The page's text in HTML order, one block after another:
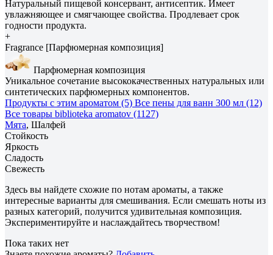
Натуральный пищевой консервант, антисептик. Имеет
увлажняющее и смягчающее свойства. Продлевает срок
годности продукта.
+
Fragrance [Парфюмерная композиция]
Парфюмерная композиция
Уникальное сочетание высококачественных натуральных или
синтетических парфюмерных компонентов.
Продукты с этим ароматом (5) Все пены для ванн 300 мл (12)
Все товары biblioteka aromatov (1127)
Мята, Шалфей
Стойкость
Яркость
Сладость
Свежесть
Здесь вы найдете схожие по нотам ароматы, а также
интересные варианты для смешивания. Если смешать ноты из
разных категорий, получится удивительная композиция.
Экспериментируйте и наслаждайтесь творчеством!
Пока таких нет